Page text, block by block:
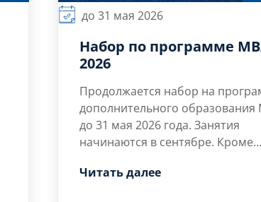
до 31 мая 2026
Набор по программе
2026
Продолжается набор на
дополнительного образования
до 31 мая 2026 года. Занятия
начинаются в сентябре. Кроме
китайского сертификата
Читать далее